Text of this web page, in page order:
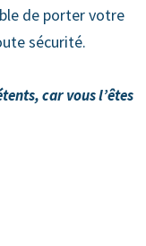
de porter votre
sécurité.
car vous l’êtes